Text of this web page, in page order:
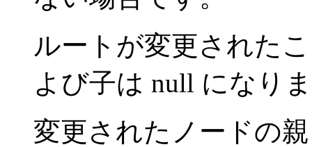
ルートが変更された
よび子は null になり
変更されたノードの